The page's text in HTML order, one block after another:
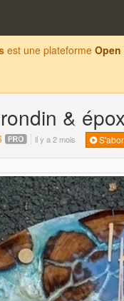
est une plateforme Open
&
il y a 2 mois